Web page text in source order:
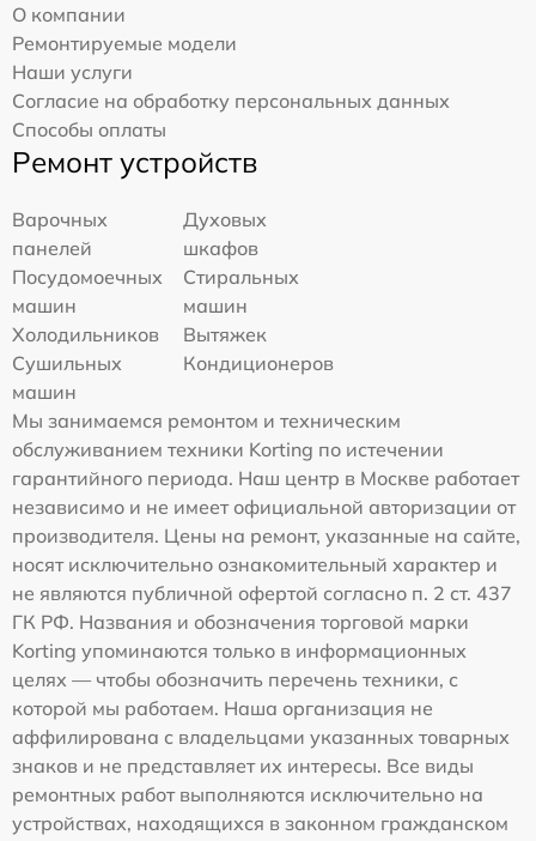
О компании
Ремонтируемые модели
Наши услуги
Согласие на обработку персональных данных
Способы оплаты
Ремонт устройств
Варочных
панелей
Духовых
шкафов
Посудомоечных
машин
Стиральных
машин
Холодильников
Вытяжек
Сушильных
машин
Кондиционеров
Мы занимаемся ремонтом и техническим
обслуживанием техники Korting по истечении
гарантийного периода. Наш центр в Москве работает
независимо и не имеет официальной авторизации от
производителя. Цены на ремонт, указанные на сайте,
носят исключительно ознакомительный характер и
не являются публичной офертой согласно п. 2 ст. 437
ГК РФ. Названия и обозначения торговой марки
Korting упоминаются только в информационных
целях — чтобы обозначить перечень техники, с
которой мы работаем. Наша организация не
аффилирована с владельцами указанных товарных
знаков и не представляет их интересы. Все виды
ремонтных работ выполняются исключительно на
устройствах, находящихся в законном гражданском